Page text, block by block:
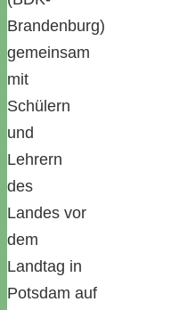
Brandenburg)
gemeinsam
mit
Schülern
und
Lehrern
des
Landes vor
dem
Landtag in
Potsdam auf